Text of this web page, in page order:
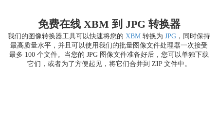
免费在线 XBM 到 JPG 转换器
我们的图像转换器工具可以快速将您的 XBM 转换为 JPG ，同时保持
最高质量水平，并且可以使用我们的批量图像文件处理器一次接受
最多 100 个文件。当您的 JPG 图像文件准备好后，您可以单独下载
它们，或者为了方便起见，将它们合并到 ZIP 文件中。